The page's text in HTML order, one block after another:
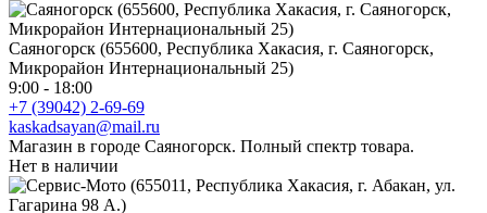
Саяногорск (655600, Республика Хакасия, г. Саяногорск,
Микрорайон Интернациональный 25)
9:00 - 18:00
+7 (39042) 2-69-69
kaskadsayan@mail.ru
Магазин в городе Саяногорск. Полный спектр товара.
Нет в наличии